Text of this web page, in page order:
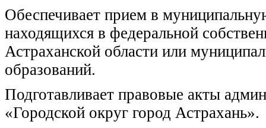
Обеспечивает прием в
находящихся в федеральной
Астраханской области или
образований.
Подготавливает правовые акты
«Городской округ город Астрахань».